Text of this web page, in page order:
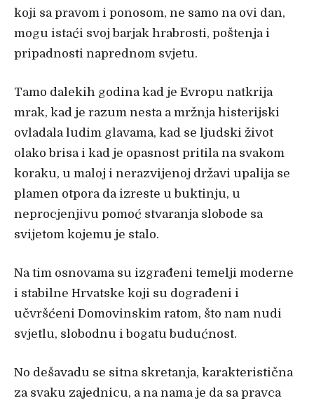
koji sa pravom i ponosom, ne samo na ovi dan,
mogu istaći svoj barjak hrabrosti, poštenja i
pripadnosti naprednom svjetu.
Tamo dalekih godina kad je Evropu natkrija
mrak, kad je razum nesta a mržnja histerijski
ovladala ludim glavama, kad se ljudski život
olako brisa i kad je opasnost pritila na svakom
koraku, u maloj i nerazvijenoj državi upalija se
plamen otpora da izreste u buktinju, u
neprocjenjivu pomoć stvaranja slobode sa
svijetom kojemu je stalo.
Na tim osnovama su izgrađeni temelji moderne
i stabilne Hrvatske koji su dograđeni i
učvršćeni Domovinskim ratom, što nam nudi
svjetlu, slobodnu i bogatu budućnost.
No dešavadu se sitna skretanja, karakteristična
za svaku zajednicu, a na nama je da sa pravca